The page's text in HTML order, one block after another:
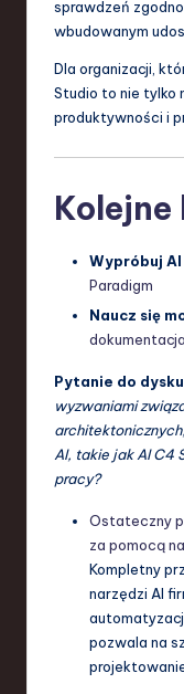
sprawdzeń
wbudowanym
Dla organizacji,
Studio to nie tylko
produktywności i
Kolejne
Wypróbuj
Paradigm
Naucz się
Pytanie do
wyzwaniami
AI, takie jak AI C4
pracy?
Ostateczny
za pomocą
Kompletny
narzędzi AI
pozwala na